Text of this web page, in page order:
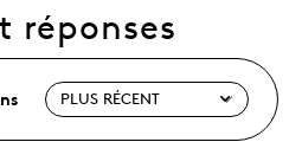
réponses